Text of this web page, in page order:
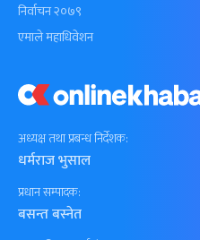
अध्यक्ष तथा प्रबन्ध निर्देशक:
धर्मराज भुसाल
प्रधान सम्पादक:
बसन्त बस्नेत
निर्वाचन २०७९
एमाले महाधिवेशन